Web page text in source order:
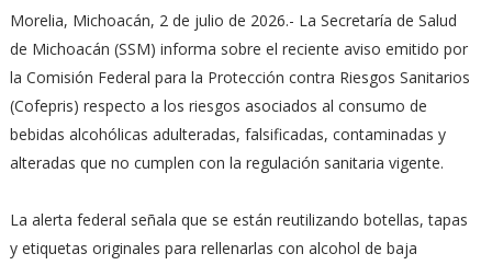
Morelia, Michoacán, 2 de julio de 2026.- La Secretaría de Salud
de Michoacán (SSM) informa sobre el reciente aviso emitido por
la Comisión Federal para la Protección contra Riesgos Sanitarios
(Cofepris) respecto a los riesgos asociados al consumo de
bebidas alcohólicas adulteradas, falsificadas, contaminadas y
alteradas que no cumplen con la regulación sanitaria vigente.
La alerta federal señala que se están reutilizando botellas, tapas
y etiquetas originales para rellenarlas con alcohol de baja